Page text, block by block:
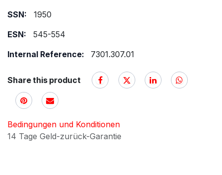
SSN:
1950
ESN:
545-554
Internal Reference:
7301.307.01
Share this product
Bedingungen und Konditionen
14 Tage Geld-zurück-Garantie